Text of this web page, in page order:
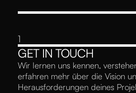
1
GET IN TOUCH
Wir lernen uns kennen,
erfahren mehr über die Vision
Herausforderungen deines